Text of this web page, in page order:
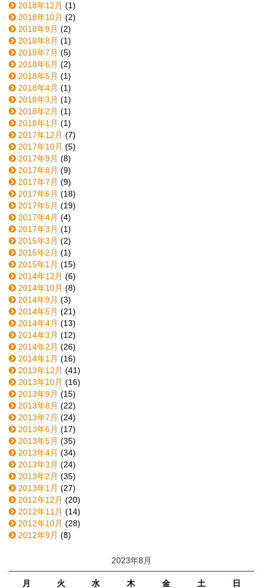
2018年12月 (1)
2018年10月 (2)
2018年9月 (2)
2018年8月 (1)
2018年7月 (5)
2018年6月 (2)
2018年5月 (1)
2018年4月 (1)
2018年3月 (1)
2018年2月 (1)
2018年1月 (1)
2017年12月 (7)
2017年10月 (5)
2017年9月 (8)
2017年8月 (9)
2017年7月 (9)
2017年6月 (18)
2017年5月 (19)
2017年4月 (4)
2017年3月 (1)
2015年3月 (2)
2015年2月 (1)
2015年1月 (15)
2014年12月 (6)
2014年10月 (8)
2014年9月 (3)
2014年5月 (21)
2014年4月 (13)
2014年3月 (12)
2014年2月 (26)
2014年1月 (16)
2013年12月 (41)
2013年10月 (16)
2013年9月 (15)
2013年8月 (22)
2013年7月 (24)
2013年6月 (17)
2013年5月 (35)
2013年4月 (34)
2013年3月 (24)
2013年2月 (35)
2013年1月 (27)
2012年12月 (20)
2012年11月 (14)
2012年10月 (28)
2012年9月 (8)
2023年8月
月 火 水 木 金 土 日